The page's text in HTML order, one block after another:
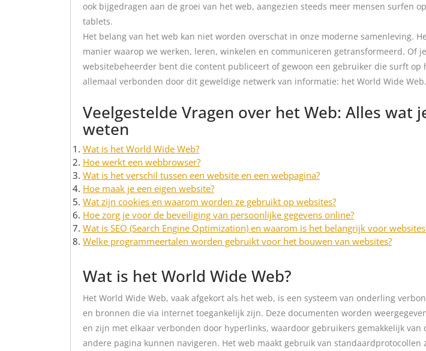
ook bijgedragen aan de groei van het web, aangezien steeds meer mensen surfen
tablets.
Het belang van het web kan niet worden overschat in onze moderne samenleving.
manier waarop we werken, leren, winkelen en communiceren getransformeerd. Of
websitebeheerder bent die content publiceert of gewoon een gebruiker die surft op
allemaal verbonden door dit geweldige netwerk van informatie: het World Wide Web.
Veelgestelde Vragen over het Web: Alles wat
weten
Wat is het World Wide Web?
Hoe werkt een webbrowser?
Wat is het verschil tussen een website en een webpagina?
Hoe maak je een eigen website?
Wat zijn cookies en waarom worden ze gebruikt op websites?
Hoe zorg je voor de beveiliging van persoonlijke gegevens online?
Wat is SEO (Search Engine Optimization) en waarom is het belangrijk voor
Welke programmeertalen worden gebruikt voor het bouwen van websites?
Wat is het World Wide Web?
Het World Wide Web, vaak afgekort als het web, is een systeem van onderling
en bronnen die via internet toegankelijk zijn. Deze documenten worden
en zijn met elkaar verbonden door hyperlinks, waardoor gebruikers gemakkelijk van
andere pagina kunnen navigeren. Het web maakt gebruik van standaardprotocollen